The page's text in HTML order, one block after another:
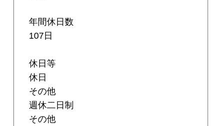
年間休日数
107日
休日等
休日
その他
週休二日制
その他